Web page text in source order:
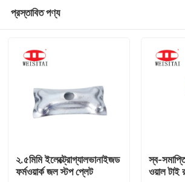
প্রস্তাবিত পণ্য
২.৫মিমি ইলেক্ট্রোগ্যালভানাইজড
ফর্মওয়ার্ক জল স্টপ প্লেট
স্ব-
ওয়াল টাই